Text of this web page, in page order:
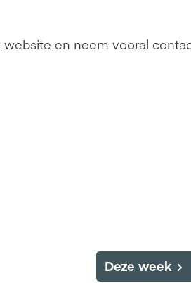
en neem vooral
Deze week